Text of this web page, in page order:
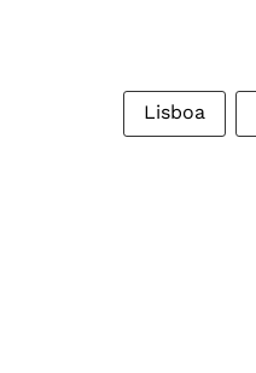
Lisboa